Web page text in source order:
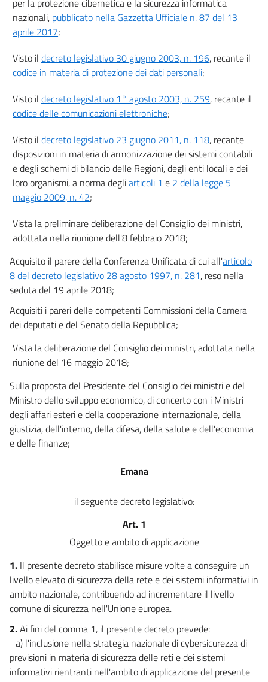
per la protezione cibernetica e la sicurezza informatica
nazionali, pubblicato nella Gazzetta Ufficiale n. 87 del 13
aprile 2017;
Visto il decreto legislativo 30 giugno 2003, n. 196, recante il
codice in materia di protezione dei dati personali;
Visto il decreto legislativo 1° agosto 2003, n. 259, recante il
codice delle comunicazioni elettroniche;
Visto il decreto legislativo 23 giugno 2011, n. 118, recante
disposizioni in materia di armonizzazione dei sistemi contabili
e degli schemi di bilancio delle Regioni, degli enti locali e dei
loro organismi, a norma degliarticoli 1 e 2 della legge 5
maggio 2009, n. 42;
Vista la preliminare deliberazione del Consiglio dei ministri,
adottata nella riunione dell'8 febbraio 2018;
Acquisito il parere della Conferenza Unificata di cui all'articolo
8 del decreto legislativo 28 agosto 1997, n. 281, reso nella
seduta del 19 aprile 2018;
Acquisiti i pareri delle competenti Commissioni della Camera
dei deputati e del Senato della Repubblica;
Vista la deliberazione del Consiglio dei ministri, adottata nella
riunione del 16 maggio 2018;
Sulla proposta del Presidente del Consiglio dei ministri e del
Ministro dello sviluppo economico, di concerto con i Ministri
degli affari esteri e della cooperazione internazionale, della
giustizia, dell'interno, della difesa, della salute e dell'economia
e delle finanze;
Emana
il seguente decreto legislativo:
Art. 1
Oggetto e ambito di applicazione
1. Il presente decreto stabilisce misure volte a conseguire un
livello elevato di sicurezza della rete e dei sistemi informativi in
ambito nazionale, contribuendo ad incrementare il livello
comune di sicurezza nell'Unione europea.
2.Ai fini del comma 1, il presente decreto prevede:
a) l'inclusione nella strategia nazionale di cybersicurezza di
previsioni in materia di sicurezza delle reti e dei sistemi
informativi rientranti nell'ambito di applicazione del presente